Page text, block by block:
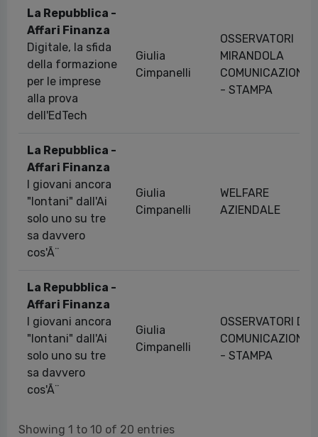
La Repubblica -
Affari Finanza
Digitale, la sfida
della formazione
per le imprese
alla prova
dell'EdTech
Giulia
Cimpanelli
OSSERVATORI
MIRANDOLA
COMUNICAZIONE
- STAMPA
La Repubblica -
Affari Finanza
I giovani ancora
"lontani" dall'Ai
solo uno su tre
sa davvero
cos'Ã¨
Giulia
Cimpanelli
WELFARE
AZIENDALE
La Repubblica -
Affari Finanza
I giovani ancora
"lontani" dall'Ai
solo uno su tre
sa davvero
cos'Ã¨
Giulia
Cimpanelli
OSSERVATORI DI
COMUNICAZIONE
- STAMPA
Showing 1 to 10 of 20 entries